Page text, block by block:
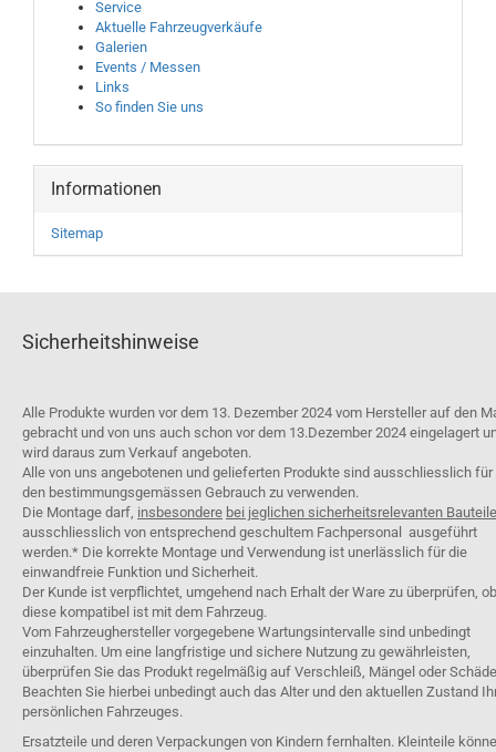
Service
Aktuelle Fahrzeugverkäufe
Galerien
Events / Messen
Links
So finden Sie uns
Informationen
Sitemap
Sicherheitshinweise
Alle Produkte wurden vor dem 13. Dezember 2024 vom Hersteller auf den
gebracht und von uns auch schon vor dem 13.Dezember 2024 eingelagert
wird daraus zum Verkauf angeboten.
Alle von uns angebotenen und gelieferten Produkte sind ausschliesslich für
den bestimmungsgemässen Gebrauch zu verwenden.
Die Montage darf, insbesondere bei jeglichen sicherheitsrelevanten
ausschliesslich von entsprechend geschultem Fachpersonal ausgeführt
werden.* Die korrekte Montage und Verwendung ist unerlässlich für die
einwandfreie Funktion und Sicherheit.
Der Kunde ist verpflichtet, umgehend nach Erhalt der Ware zu überprüfen, ob
diese kompatibel ist mit dem Fahrzeug.
Vom Fahrzeughersteller vorgegebene Wartungsintervalle sind unbedingt
einzuhalten. Um eine langfristige und sichere Nutzung zu gewährleisten,
überprüfen Sie das Produkt regelmäßig auf Verschleiß, Mängel oder
Beachten Sie hierbei unbedingt auch das Alter und den aktuellen Zustand
persönlichen Fahrzeuges.
Ersatzteile und deren Verpackungen von Kindern fernhalten. Kleinteile